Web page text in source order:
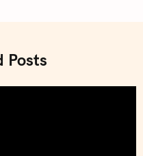
Posts